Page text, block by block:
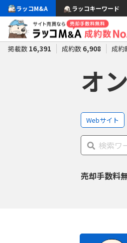
ラッコM&A ラッコキーワード
掲載数 16,391 成約数 6,908 成約
オ
Webサイト
売却手数料